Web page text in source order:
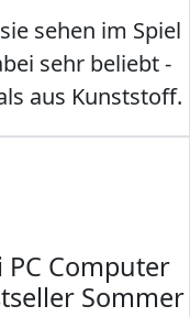
sehen im Spiel
sehr beliebt -
aus Kunststoff.
Computer
Sommer